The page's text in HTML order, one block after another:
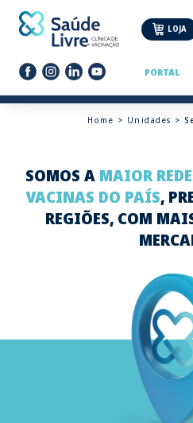
LOJA
PORTAL
Home > Unidades >
SOMOS A MAIOR
VACINAS DO PAÍS,
REGIÕES, COM